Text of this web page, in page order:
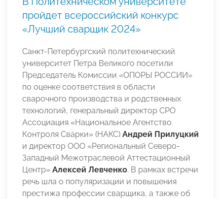
пройдет всероссийский конкурс
«Лучший сварщик 2024»
Санкт-Петербургский политехнический
университет Петра Великого посетили
Председатель Комиссии «ОПОРЫ РОССИИ»
по оценке соответствия в области
сварочного производства и родственных
технологий, генеральный директор СРО
Ассоциация «Национальное Агентство
Контроля Сварки» (НАКС) Андрей Прилуцкий
и директор ООО «Региональный Северо-
Западный Межотраслевой Аттестационный
Центр» Алексей Левченко. В рамках встречи
речь шла о популяризации и повышения
престижа профессии сварщика, а также об